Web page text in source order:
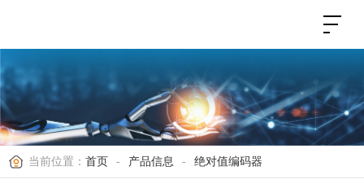
当前位置： 首页 - 产品信息 - 绝对值编码器